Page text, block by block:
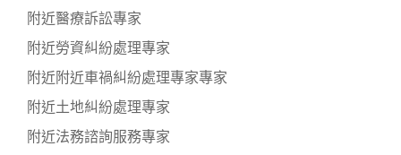
附近醫療訴訟專家
附近勞資糾紛處理專家
附近附近車禍糾紛處理專家專家
附近土地糾紛處理專家
附近法務諮詢服務專家